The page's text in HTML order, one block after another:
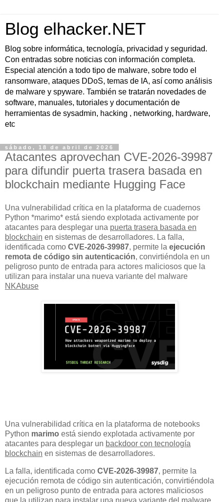
Blog elhacker.NET
Blog sobre informática, tecnología, privacidad y seguridad.
Con entradas sobre noticias con información completa.
Especial atención a todo tipo de malware, sobre todo el
ransomware, ataques DDoS, temas de IA, así como análisis
de malware y spyware. También se tratarán novedades de
software, manuales, tutoriales y documentación de
herramientas de sysadmin, hacking , networking, hardware,
etc
sábado, 18 de abril de 2026
Atacantes aprovechan CVE-2026-39987
para difundir puerta trasera basada en
blockchain mediante Hugging Face
Una vulnerabilidad crítica en la plataforma de cuadernos
Python *marimo* está siendo explotada activamente por
atacantes para desplegar una puerta trasera basada en
blockchain en sistemas de desarrolladores. La falla,
identificada como CVE-2026-39987, permite la ejecución
remota de código sin autenticación, convirtiéndola en un
peligroso punto de entrada para actores maliciosos que la
utilizan para instalar una nueva variante del malware
NKAbuse
Una vulnerabilidad crítica en la plataforma de notebooks
Python marimo está siendo explotada activamente por
atacantes para desplegar un backdoor con tecnología
blockchain en sistemas de desarrolladores.
La falla, identificada como CVE-2026-39987, permite la
ejecución remota de código sin autenticación, convirtiéndola
en un peligroso punto de entrada para actores maliciosos